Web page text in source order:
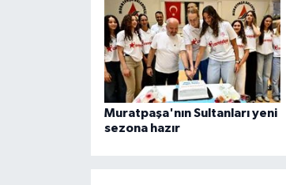
Muratpaşa'nın Sultanları yeni
sezona hazır